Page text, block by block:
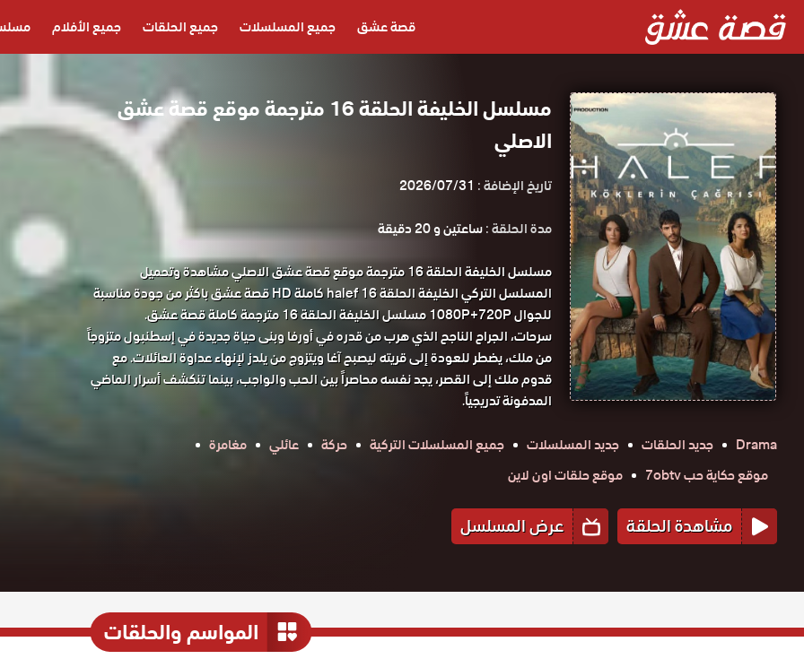
قصة عشق جميع المسلسلات جميع الحلقات جميع الأفلام
مسلسل الخليفة الحلقة 16 مترجمة موقع قصة عشق
الاصلي
تاريخ الإضافة : 2026/07/31
مدة الحلقة :ساعتين و 20 دقيقة
مسلسل الخليفة الحلقة 16 مترجمة موقع قصة عشق الاصلي مشاهدة وتحميل
المسلسل التركي الخليفة الحلقة 16 halef كاملة HD قصة عشق باكثر من جودة مناسبة
للجوال 1080P+720P مسلسل الخليفة الحلقة 16 مترجمة كاملة قصة عشق.
سرحات، الجراح الناجح الذي هرب من قدره في أورفا وبنى حياة جديدة في إسطنبول متزوجاً
من ملك، يضطر للعودة إلى قريته ليصبح آغا ويتزوج من يلدز لإنهاء عداوة العائلات. مع
قدوم ملك إلى القصر، يجد نفسه محاصراً بين الحب والواجب، بينما تنكشف أسرار الماضي
المدفونة تدريجياً.
Drama
جديد الحلقات جديد المسلسلات جميع المسلسلات التركية حركة عائلي
مغامرة
موقع حكاية حب 7obtv
موقع حلقات اون لاين
مشاهدة الحلقة عرض المسلسل
المواسم والحلقات